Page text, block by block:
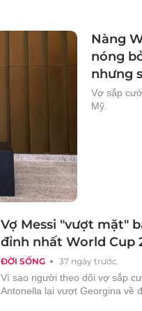
Nàng
nóng
nhưng
Vợ sắp
Mỹ.
ĐỜI SỐNG 37 ngày trước
Vợ Messi "vượt mặt"
đỉnh nhất World Cup
Vì sao người theo dõi vợ sắp
Antonella lại vượt Georgina về